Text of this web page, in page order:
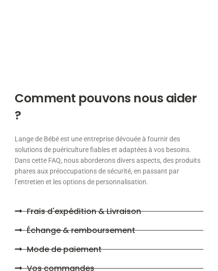
Comment pouvons nous aider
?
Lange de Bébé est une entreprise dévouée à fournir des
solutions de puériculture fiables et adaptées à vos besoins.
Dans cette FAQ, nous aborderons divers aspects, des produits
phares aux préoccupations de sécurité, en passant par
l’entretien et les options de personnalisation.
Frais d'expédition & Livraison
Échange & remboursement
Mode de paiement
Vos commandes